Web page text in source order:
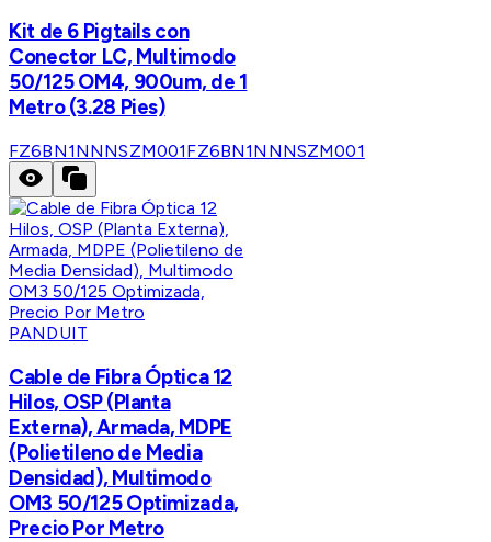
Kit de 6 Pigtails con
Conector LC, Multimodo
50/125 OM4, 900um, de 1
Metro (3.28 Pies)
FZ6BN1NNNSZM001FZ6BN1NNNSZM001
PANDUIT
Cable de Fibra Óptica 12
Hilos, OSP (Planta
Externa), Armada, MDPE
(Polietileno de Media
Densidad), Multimodo
OM3 50/125 Optimizada,
Precio Por Metro